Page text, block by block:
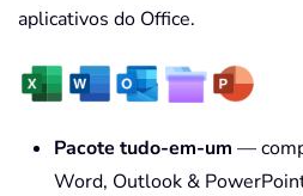
aplicativos do Office.
Pacote tudo-em-um —
Word, Outlook &